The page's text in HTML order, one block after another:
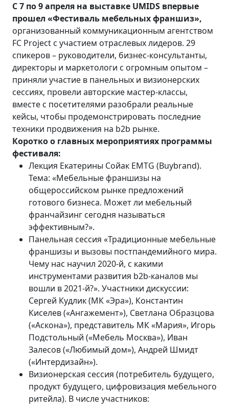
С 7 по 9 апреля на выставке UMIDS впервые
прошел «Фестиваль мебельных франшиз»,
организованный коммуникационным агентством
FC Project с участием отраслевых лидеров. 29
спикеров – руководители, бизнес-консультанты,
директоры и маркетологи с огромным опытом –
приняли участие в панельных и визионерских
сессиях, провели авторские мастер-классы,
вместе с посетителями разобрали реальные
кейсы, чтобы продемонстрировать последние
техники продвижения на b2b рынке.
Коротко о главных мероприятиях программы
фестиваля:
Лекция Екатерины Сойак EMTG (Buybrand).
Тема: «Мебельные франшизы на
общероссийском рынке предложений
готового бизнеса. Может ли мебельный
франчайзинг сегодня называться
эффективным?».
Панельная сессия «Традиционные мебельные
франшизы и вызовы постпандемийного мира.
Чему нас научил 2020-й, с какими
инструментами развития b2b-каналов мы
вошли в 2021-й?». Участники дискуссии:
Сергей Кудлик (МК «Эра»), Константин
Киселев («Ангажемент»), Светлана Образцова
(«Аскона»), представитель МК «Мария», Игорь
Подстольный («Мебель Москва»), Иван
Залесов («Любимый дом»), Андрей Шмидт
(«Интердизайн»).
Визионерская сессия (потребитель будущего,
продукт будущего, цифровизация мебельного
ритейла). В числе участников: